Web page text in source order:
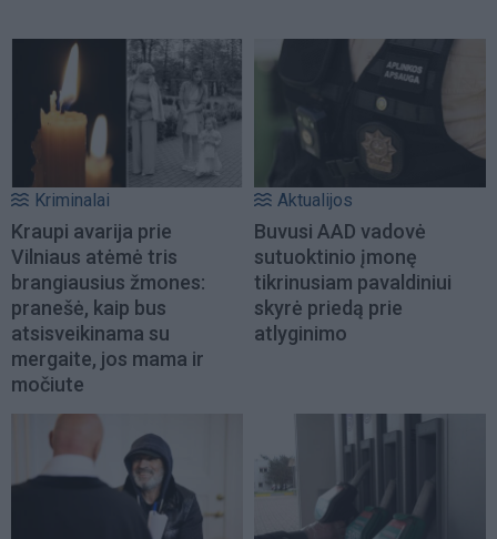
Kriminalai
Kraupi avarija prie
Vilniaus atėmė tris
brangiausius žmones:
pranešė, kaip bus
atsisveikinama su
mergaite, jos mama ir
močiute
Aktualijos
Buvusi AAD vadovė
sutuoktinio įmonę
tikrinusiam pavaldiniui
skyrė priedą prie
atlyginimo